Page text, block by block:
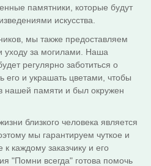
памятники, которые будут
искусства.
мы также предоставляем
уходу за могилами. Наша
регулярно заботиться о
его и украшать цветами, чтобы
нашей памяти и был окружен
близкого человека является
мы гарантируем чуткое и
каждому заказчику и его
"Помни всегда" готова помочь